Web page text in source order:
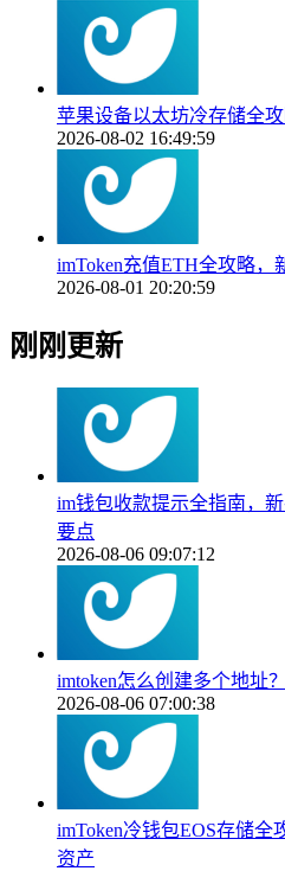
苹果设备以太坊冷存储全
2026-08-02 16:49:59
imToken充值ETH全攻略
2026-08-01 20:20:59
刚刚更新
im钱包收款提示全指南，
要点
2026-08-06 09:07:12
imtoken怎么创建多个地址
2026-08-06 07:00:38
imToken冷钱包EOS存储全
资产